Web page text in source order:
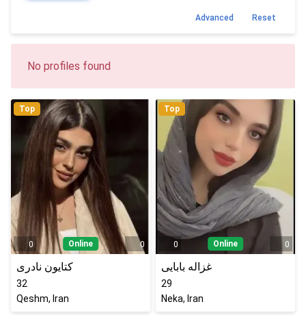
Advanced Reset
No profiles found
Top
0 Online 0
کتایون نادری
32
Qeshm, Iran
Top
0 Online 0
غزاله بابایی
29
Neka, Iran